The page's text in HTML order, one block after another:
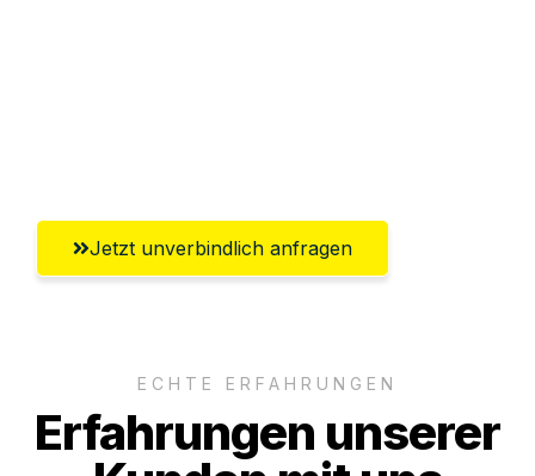
Jetzt unverbindlich anfragen
ECHTE ERFAHRUNGEN
Erfahrungen unserer